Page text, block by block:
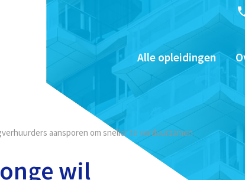
Alle opleidingen
aansporen om sneller te verduurzamen
wil